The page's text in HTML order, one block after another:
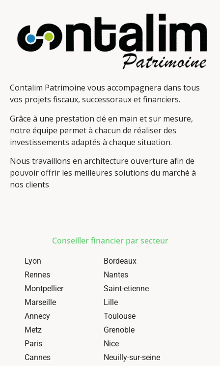
Contalim Patrimoine vous accompagnera dans tous
vos projets fiscaux, successoraux et financiers.
Grâce à une prestation clé en main et sur mesure,
notre équipe permet à chacun de réaliser des
investissements adaptés à chaque situation.
Nous travaillons en architecture ouverture afin de
pouvoir offrir les meilleures solutions du marché à
nos clients
Conseiller financier par secteur
Lyon
Bordeaux
Rennes
Nantes
Montpellier
Saint-etienne
Marseille
Lille
Annecy
Toulouse
Metz
Grenoble
Paris
Nice
Cannes
Neuilly-sur-seine